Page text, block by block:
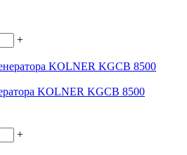
+
KOLNER KGCB 8500
+